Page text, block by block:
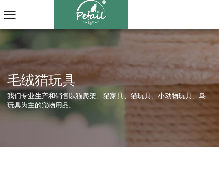
我们专业生产和销售以猫爬架、猫家具、猫玩具、小动物玩具、鸟
玩具为主的宠物用品。